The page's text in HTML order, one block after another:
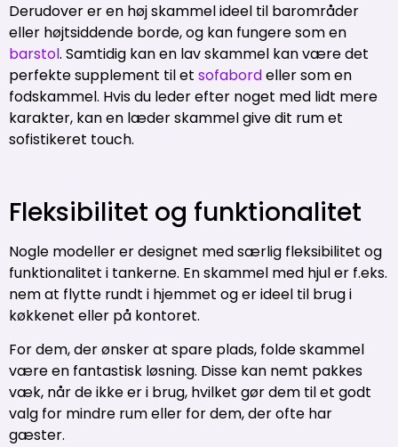
Derudover er en høj skammel ideel til barområder
eller højtsiddende borde, og kan fungere som en
barstol. Samtidig kan en lav skammel kan være det
perfekte supplement til et sofabordeller som en
fodskammel. Hvis du leder efter noget med lidt mere
karakter, kan en læder skammel give dit rum et
sofistikeret touch.
Fleksibilitet og funktionalitet
Nogle modeller er designet med særlig fleksibilitet og
funktionalitet i tankerne. En skammel med hjul er f.eks.
nem at flytte rundt i hjemmet og er ideel til brug i
køkkenet eller på kontoret.
For dem, der ønsker at spare plads, folde skammel
være en fantastisk løsning. Disse kan nemt pakkes
væk, når de ikke er i brug, hvilket gør dem til et godt
valg for mindre rum eller for dem, der ofte har
gæster.